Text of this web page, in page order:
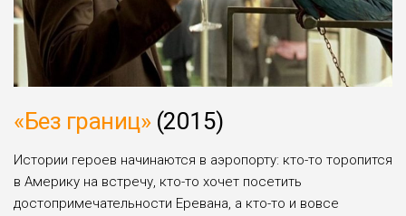
«Без границ»(2015)
Истории героев начинаются в аэропорту: кто-то торопится
в Америку на встречу, кто-то хочет посетить
достопримечательности Еревана, а кто-то и вовсе